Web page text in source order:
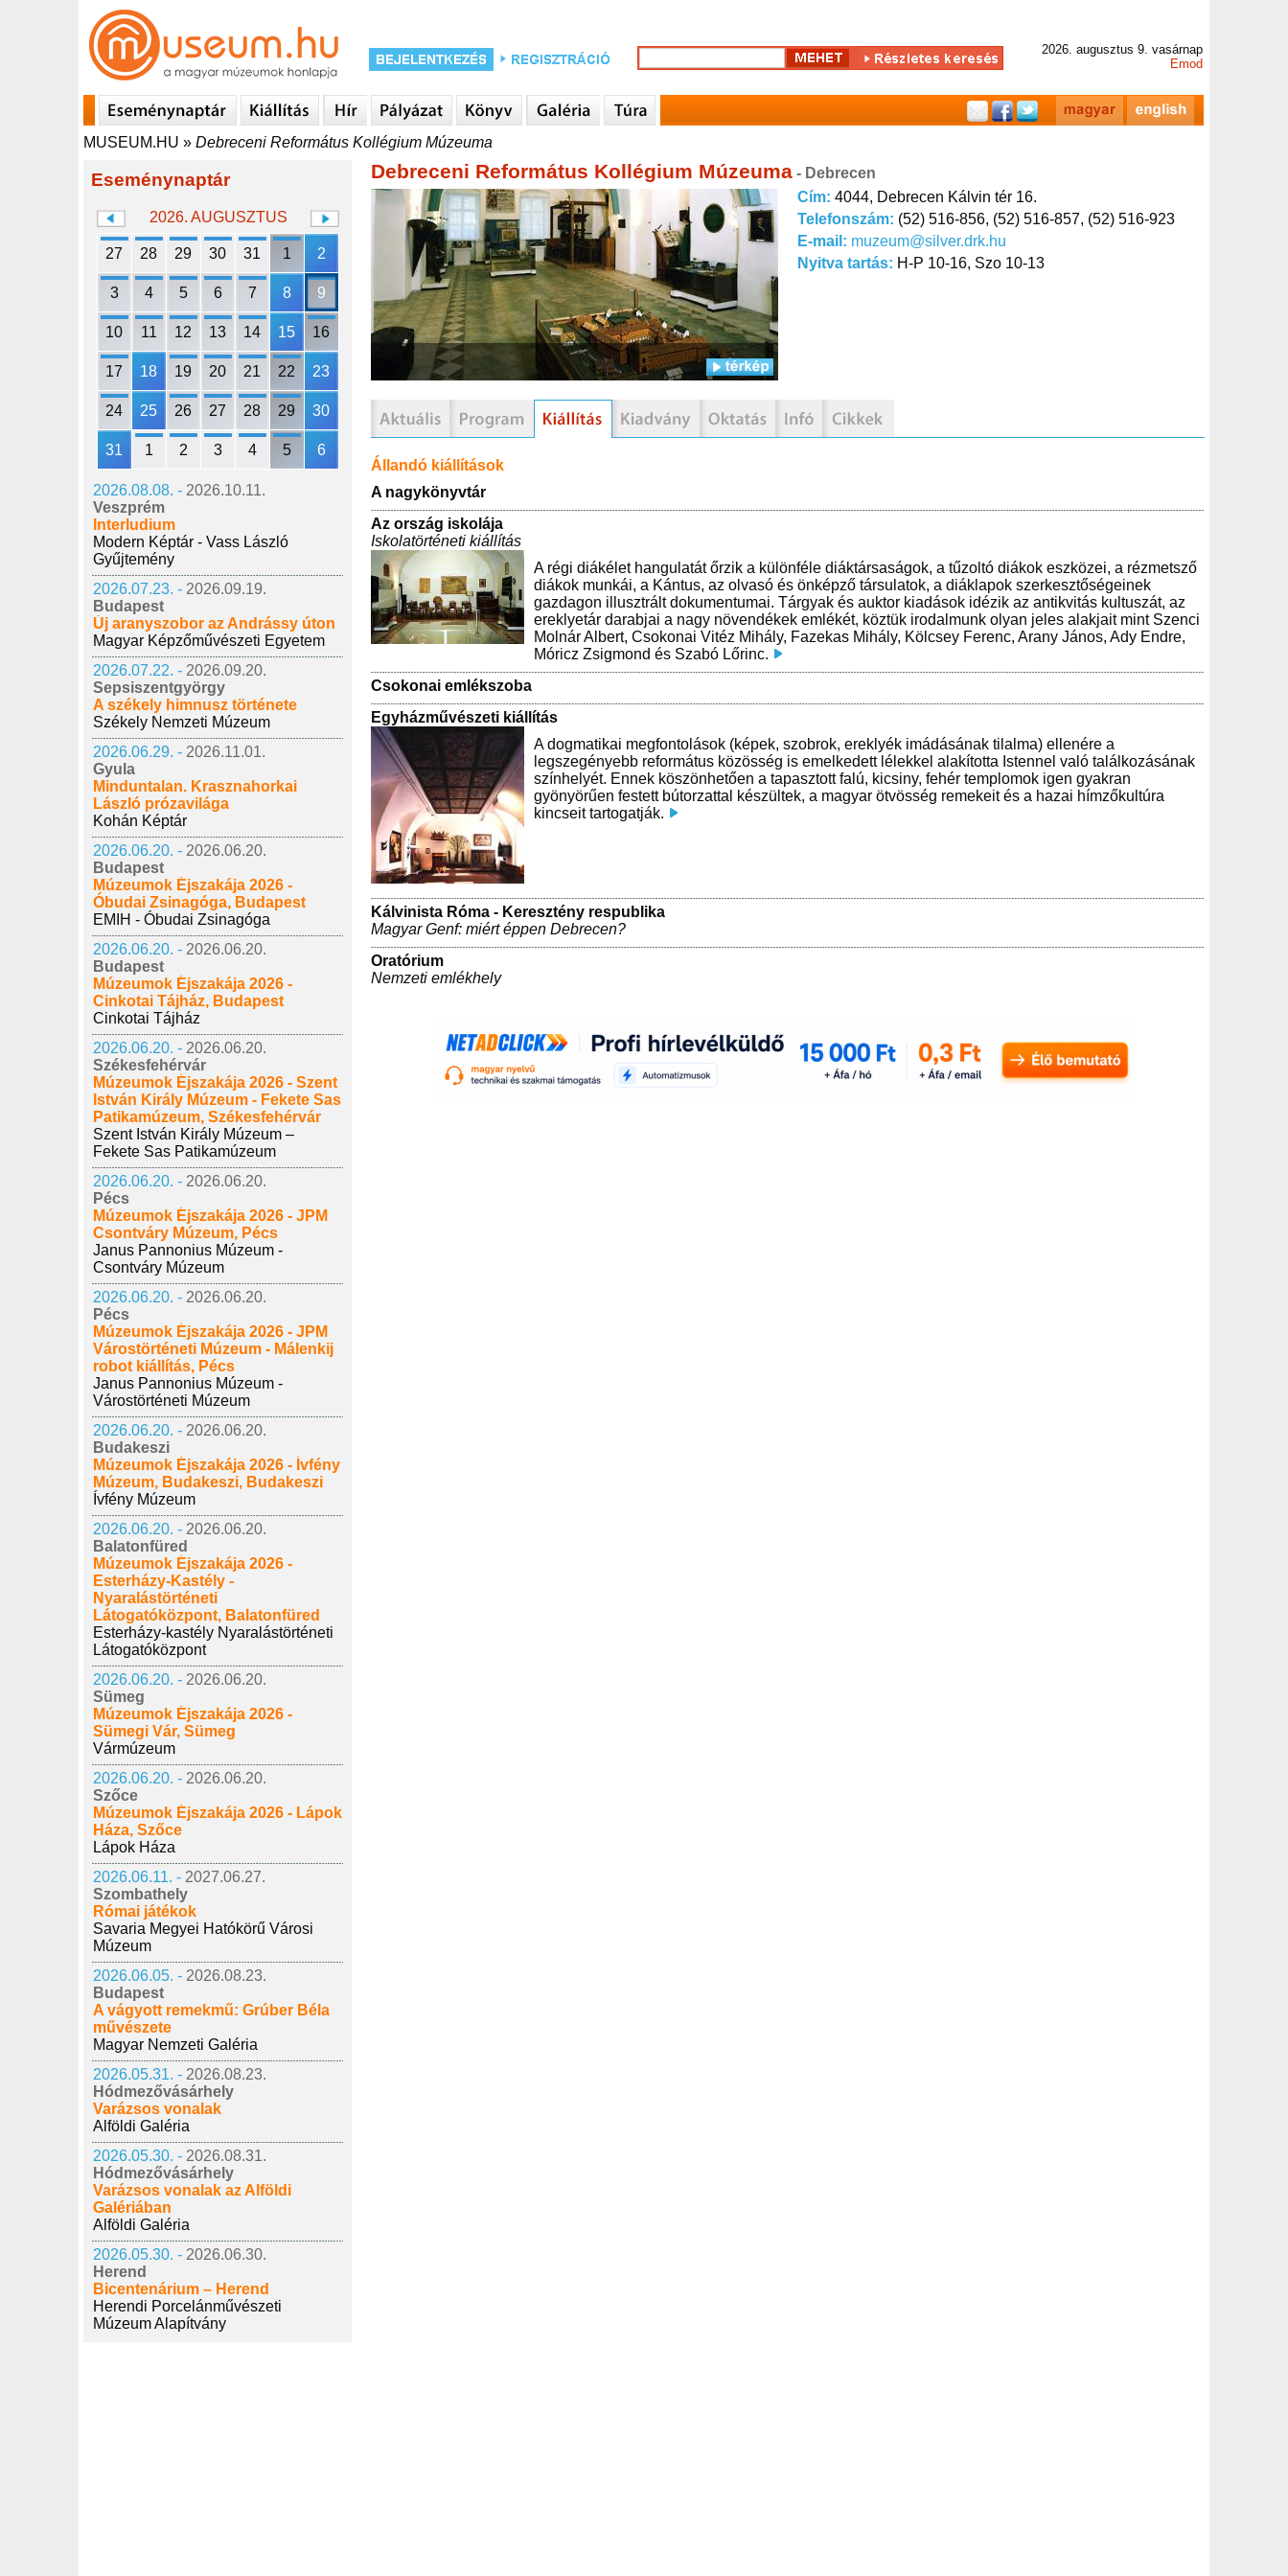
2026. augusztus 9. vasárnap
Emod
MUSEUM.HU » Debreceni Református Kollégium Múzeuma
Eseménynaptár
2026. AUGUSZTUS
27 28 29 30 31 1 2
3 4 5 6 7 8 9
10 11 12 13 14 15 16
17 18 19 20 21 22 23
24 25 26 27 28 29 30
31 1 2 3 4 5 6
2026.08.08. - 2026.10.11.
Veszprém
Interludium
Modern Képtár - Vass László
Gyűjtemény
2026.07.23. - 2026.09.19.
Budapest
Új aranyszobor az Andrássy úton
Magyar Képzőművészeti Egyetem
2026.07.22. - 2026.09.20.
Sepsiszentgyörgy
A székely himnusz története
Székely Nemzeti Múzeum
2026.06.29. - 2026.11.01.
Gyula
Minduntalan. Krasznahorkai
László prózavilága
Kohán Képtár
2026.06.20. - 2026.06.20.
Budapest
Múzeumok Éjszakája 2026 -
Óbudai Zsinagóga, Budapest
EMIH - Óbudai Zsinagóga
2026.06.20. - 2026.06.20.
Budapest
Múzeumok Éjszakája 2026 -
Cinkotai Tájház, Budapest
Cinkotai Tájház
2026.06.20. - 2026.06.20.
Székesfehérvár
Múzeumok Éjszakája 2026 - Szent
István Király Múzeum - Fekete Sas
Patikamúzeum, Székesfehérvár
Szent István Király Múzeum –
Fekete Sas Patikamúzeum
2026.06.20. - 2026.06.20.
Pécs
Múzeumok Éjszakája 2026 - JPM
Csontváry Múzeum, Pécs
Janus Pannonius Múzeum -
Csontváry Múzeum
2026.06.20. - 2026.06.20.
Pécs
Múzeumok Éjszakája 2026 - JPM
Várostörténeti Múzeum - Málenkij
robot kiállítás, Pécs
Janus Pannonius Múzeum -
Várostörténeti Múzeum
2026.06.20. - 2026.06.20.
Budakeszi
Múzeumok Éjszakája 2026 - Ívfény
Múzeum, Budakeszi, Budakeszi
Ívfény Múzeum
2026.06.20. - 2026.06.20.
Balatonfüred
Múzeumok Éjszakája 2026 -
Esterházy-Kastély -
Nyaralástörténeti
Látogatóközpont, Balatonfüred
Esterházy-kastély Nyaralástörténeti
Látogatóközpont
2026.06.20. - 2026.06.20.
Sümeg
Múzeumok Éjszakája 2026 -
Sümegi Vár, Sümeg
Vármúzeum
2026.06.20. - 2026.06.20.
Szőce
Múzeumok Éjszakája 2026 - Lápok
Háza, Szőce
Lápok Háza
2026.06.11. - 2027.06.27.
Szombathely
Római játékok
Savaria Megyei Hatókörű Városi
Múzeum
2026.06.05. - 2026.08.23.
Budapest
A vágyott remekmű: Grúber Béla
művészete
Magyar Nemzeti Galéria
2026.05.31. - 2026.08.23.
Hódmezővásárhely
Varázsos vonalak
Alföldi Galéria
2026.05.30. - 2026.08.31.
Hódmezővásárhely
Varázsos vonalak az Alföldi
Galériában
Alföldi Galéria
2026.05.30. - 2026.06.30.
Herend
Bicentenárium – Herend
Herendi Porcelánművészeti
Múzeum Alapítvány
Debreceni Református Kollégium Múzeuma - Debrecen
Cím: 4044, Debrecen Kálvin tér 16.
Telefonszám: (52) 516-856, (52) 516-857, (52) 516-923
E-mail: muzeum@silver.drk.hu
Nyitva tartás: H-P 10-16, Szo 10-13
Állandó kiállítások
A nagykönyvtár
Az ország iskolája
Iskolatörténeti kiállítás
A régi diákélet hangulatát őrzik a különféle diáktársaságok, a tűzoltó diákok eszközei, a rézmetsző
diákok munkái, a Kántus, az olvasó és önképző társulatok, a diáklapok szerkesztőségeinek
gazdagon illusztrált dokumentumai. Tárgyak és auktor kiadások idézik az antikvitás kultuszát, az
ereklyetár darabjai a nagy növendékek emlékét, köztük irodalmunk olyan jeles alakjait mint Szenci
Molnár Albert, Csokonai Vitéz Mihály, Fazekas Mihály, Kölcsey Ferenc, Arany János, Ady Endre,
Móricz Zsigmond és Szabó Lőrinc.
Csokonai emlékszoba
Egyházművészeti kiállítás
A dogmatikai megfontolások (képek, szobrok, ereklyék imádásának tilalma) ellenére a
legszegényebb református közösség is emelkedett lélekkel alakította Istennel való találkozásának
színhelyét. Ennek köszönhetően a tapasztott falú, kicsiny, fehér templomok igen gyakran
gyönyörűen festett bútorzattal készültek, a magyar ötvösség remekeit és a hazai hímzőkultúra
kincseit tartogatják.
Kálvinista Róma - Keresztény respublika
Magyar Genf: miért éppen Debrecen?
Oratórium
Nemzeti emlékhely